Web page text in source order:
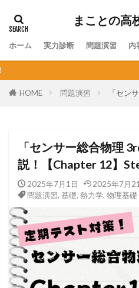
まことの高
ホーム 実力診断 問題演習 内
HOME 問題演習 「セン
「センサー総合物理
説！【Chapter 12】
2025年7月1日 2025年7月
問題演習, 基礎, 熱力学, 物理基礎